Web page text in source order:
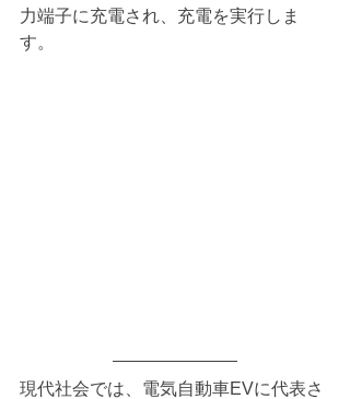
力端子に充電され、充電を実行しま
す。
現代社会では、電気自動車EVに代表さ